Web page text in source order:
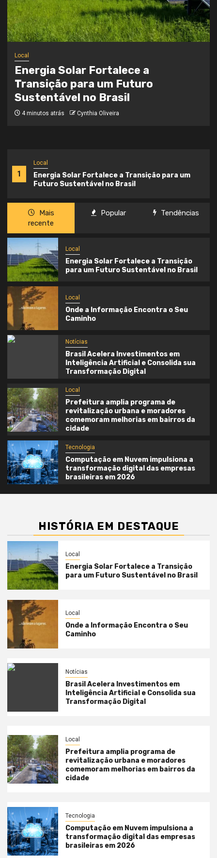
1
Local
Energia Solar Fortalece a Transição para um
Futuro Sustentável no Brasil
Local
Onde a Informação Encontra o Seu
Caminho
3 semanas atrás Cynthia Oliveira
Mais
recente
Popular Tendências
Local
Energia Solar Fortalece a Transição
para um Futuro Sustentável no Brasil
Local
Onde a Informação Encontra o Seu
Caminho
Notícias
Brasil Acelera Investimentos em
Inteligência Artificial e Consolida sua
Transformação Digital
Local
Prefeitura amplia programa de
revitalização urbana e moradores
comemoram melhorias em bairros da
cidade
Tecnologia
Computação em Nuvem impulsiona a
transformação digital das empresas
brasileiras em 2026
HISTÓRIA EM DESTAQUE
Local
Energia Solar Fortalece a Transição
para um Futuro Sustentável no Brasil
Local
Onde a Informação Encontra o Seu
Caminho
Notícias
Brasil Acelera Investimentos em
Inteligência Artificial e Consolida sua
Transformação Digital
Local
Prefeitura amplia programa de
revitalização urbana e moradores
comemoram melhorias em bairros da
cidade
Tecnologia
Computação em Nuvem impulsiona a
transformação digital das empresas
brasileiras em 2026